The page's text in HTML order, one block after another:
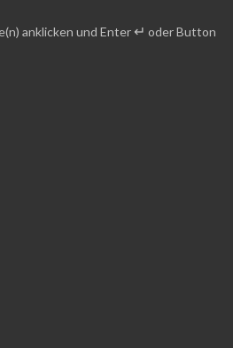
anklicken und Enter ↵ oder Button